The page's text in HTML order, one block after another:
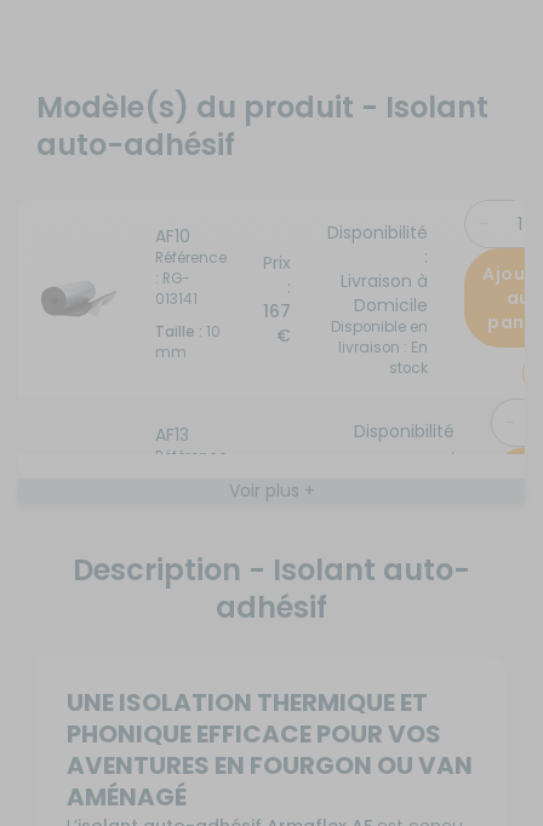
Modèle(s) du produit - Isolant
auto-adhésif
AF10
Référence
: RG-
013141
Taille : 10
mm
Prix
:
167
€
Disponibilité
:
Livraison à
Domicile
Disponible en
livraison : En
stock
au
AF13
Référence
143,65
Disponibilité
:
stock
013161
Taille :16
mm
139
€
Domicile
Disponible en
livraison : En
stock
Voir plus +
Description - Isolant auto-
adhésif
UNE ISOLATION THERMIQUE ET
PHONIQUE EFFICACE POUR VOS
AVENTURES EN FOURGON OU VAN
AMÉNAGÉ